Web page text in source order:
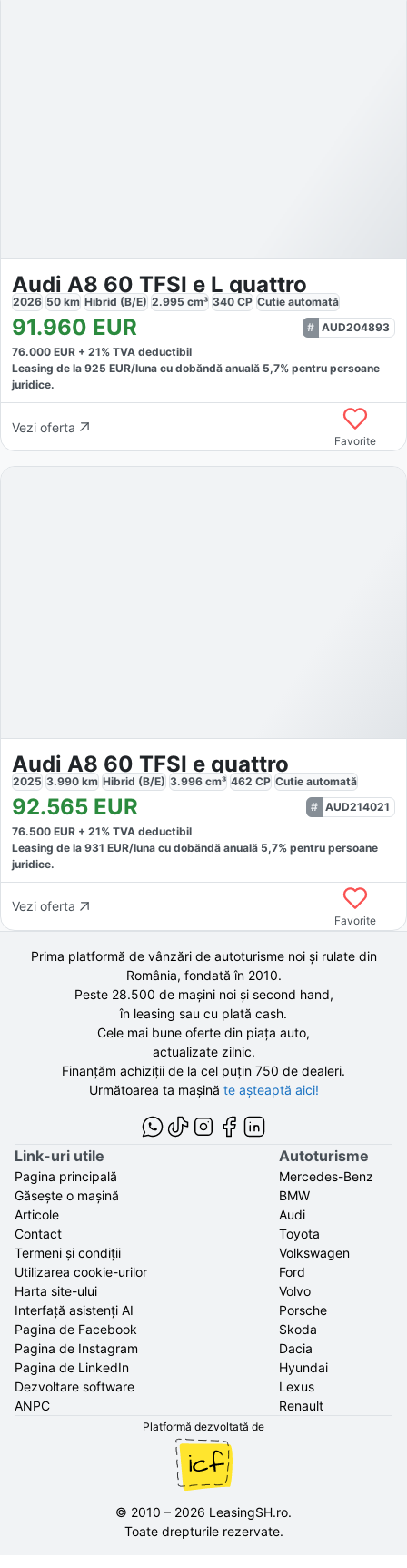
Audi A8 60 TFSI e L quattro
2026 50 km Hibrid (B/E) 2.995 cm³ 340 CP Cutie automată
91.960 EUR
AUD204893
76.000 EUR + 21% TVA deductibil
Leasing de la 925 EUR/luna cu dobăndă anuală 5,7% pentru persoane
juridice.
Vezi oferta
Favorite
Audi A8 60 TFSI e quattro
2025 3.990 km Hibrid (B/E) 3.996 cm³ 462 CP Cutie automată
92.565 EUR
AUD214021
76.500 EUR + 21% TVA deductibil
Leasing de la 931 EUR/luna cu dobăndă anuală 5,7% pentru persoane
juridice.
Vezi oferta
Favorite
Prima platformă de vânzări de autoturisme noi și rulate din
România, fondată în 2010.
Peste 28.500 demașini noi și second hand,
în leasing sau cu plată cash.
Cele mai bune oferte din piața auto,
actualizate zilnic.
Finanțăm achiziții de la cel puțin 750 de dealeri.
Următoarea ta mașină te așteaptă aici!
Link-uri utile
Pagina principală
Găsește o mașină
Articole
Contact
Termeni și condiții
Utilizarea cookie-urilor
Harta site-ului
Interfață asistenți AI
Pagina de Facebook
Pagina de Instagram
Pagina de LinkedIn
Dezvoltare software
ANPC
Autoturisme
Mercedes-Benz
BMW
Audi
Toyota
Volkswagen
Ford
Volvo
Porsche
Skoda
Dacia
Hyundai
Lexus
Renault
Platformă dezvoltată de
© 2010 – 2026 LeasingSH.ro.
Toate drepturile rezervate.